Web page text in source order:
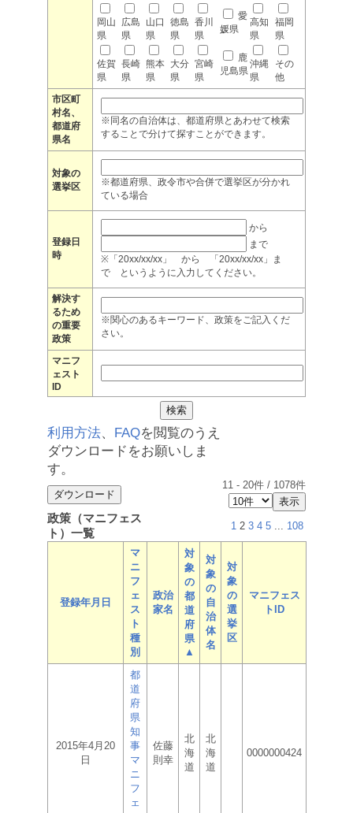
岡山
県
広島
県
山口
県
徳島
県
香川
県
愛
媛県
高知
県
福岡
県
佐賀
県
長崎
県
熊本
県
大分
県
宮崎
県
鹿
児島県
沖縄
県
その
他
市区町
村名、
都道府
県名
※同名の自治体は、都道府県とあわせて検索
することで分けて探すことができます。
対象の
選挙区
※都道府県、政令市や合併で選挙区が分かれ
ている場合
登録日
時
から
まで
※「20xx/xx/xx」 から 「20xx/xx/xx」ま
で というように入力してください。
解決す
るため
の重要
政策
※関心のあるキーワード、政策をご記入くだ
さい。
マニフ
ェスト
ID
利用方法、 FAQを閲覧のうえ
ダウンロードをお願いしま
す。
11 - 20件 / 1078件
政策（マニフェス
ト）一覧
1 2 3 4 5 ... 108
登録年月日
マ
ニ
フ
ェ
ス
ト
種
別
政治
家名
対
象
の
都
道
府
県
▲
対
象
の
自
治
体
名
対
象
の
選
挙
区
マニフェス
トID
2015年4月20
日
都
道
府
県
知
事
マ
ニ
フ
ェ
佐藤
則幸
北
海
道
北
海
道
0000000424